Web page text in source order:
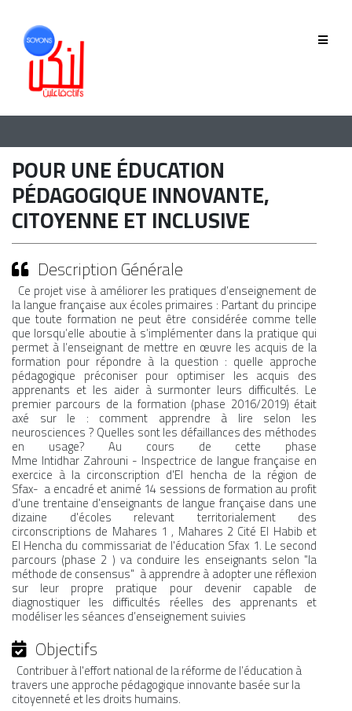
GOUVERNANCE
ÉQUIPE
HISTORIQUE
MEMBRES
PHASE 2019-2022
PHASE 2022-2025
MÉDIA
COMMUNIQUÉ DE PRESSE
PÔLE ISP/ESS
PÔLE ÉDUCATION
POUR UNE ÉDUCATION
PÉDAGOGIQUE INNOVANTE,
CITOYENNE ET INCLUSIVE
Description Générale
Ce projet vise à améliorer les pratiques d’enseignement de
la langue française aux écoles primaires : Partant du principe
que toute formation ne peut être considérée comme telle
que lorsqu’elle aboutie à s’implémenter dans la pratique qui
permet à l’enseignant de mettre en œuvre les acquis de la
formation pour répondre à la question : quelle approche
pédagogique préconiser pour optimiser les acquis des
apprenants et les aider à surmonter leurs difficultés. Le
premier parcours de la formation (phase 2016/2019) était
axé sur le : comment apprendre à lire selon les
neurosciences ? Quelles sont les défaillances des méthodes
en usage? Au cours de cette phase
Mme Intidhar Zahrouni - Inspectrice de langue française en
exercice à la circonscription d'El hencha de la région de
Sfax- a encadré et animé 14 sessions de formation au profit
d'une trentaine d'enseignants de langue française dans une
dizaine d'écoles relevant territorialement des
circonscriptions de Mahares 1 , Mahares 2 Cité El Habib et
El Hencha du commissariat de l'éducation Sfax 1. Le second
parcours (phase 2 ) va conduire les enseignants selon "la
méthode de consensus" à apprendre à adopter une réflexion
sur leur propre pratique pour devenir capable de
diagnostiquer les difficultés réelles des apprenants et
modéliser les séances d’enseignement suivies
Objectifs
Contribuer à l'effort national de la réforme de l’éducation à
travers une approche pédagogique innovante basée sur la
citoyenneté et les droits humains.